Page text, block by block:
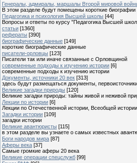
Генералы, адмиралы, маршалы Второй мировой
В этом разделе будут помещены короткие
Педагогика и психология Высшей школы [44]
Вопросы и ответы по курсу "Педагогика Высшей
статьи [1360]
рефераты [390]
биографические данные [149]
короткие биографические данные
писатели-орловцы [123]
Писатели так или иначе связанные с Орловщиной
современные подходы к изучению истории [6]
современные подходы к изучению истории
Документы, источники 20 век [313]
здесь будут размещаться документы,
Великие загадки природы [120]
Великие загадки природы: тайны живой и неживой
Лекции по истории [6]
Лекции по Отечественной истории, Всеобщей
Загадки истории [109]
загадки истории
Великие авантюристы [115]
в этом разделе вы узнаете о самых известных
Боги народов мира [87]
Аферы века [37]
Самые громкие аферы 20 века
Великие операции спецслужб [99]